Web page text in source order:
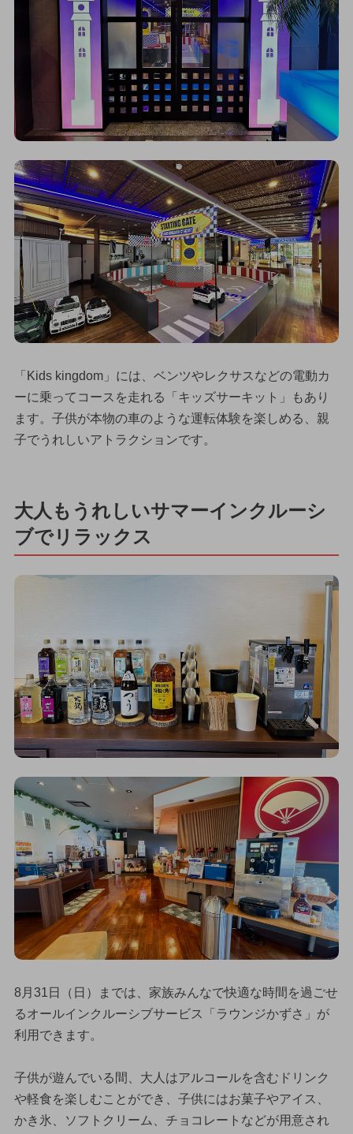
「Kids kingdom」には、ベンツやレクサスなどの電動カ
ーに乗ってコースを走れる「キッズサーキット」もあり
ます。子供が本物の車のような運転体験を楽しめる、親
子でうれしいアトラクションです。
大人もうれしいサマーインクルーシ
ブでリラックス
8月31日（日）までは、家族みんなで快適な時間を過ごせ
るオールインクルーシブサービス「ラウンジかずさ」が
利用できます。
子供が遊んでいる間、大人はアルコールを含むドリンク
や軽食を楽しむことができ、子供にはお菓子やアイス、
かき氷、ソフトクリーム、チョコレートなどが用意され